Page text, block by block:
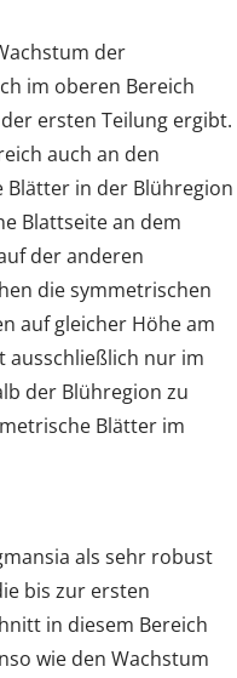
der
im oberen Bereich
ersten Teilung ergibt.
auch an den
Blätter in der Blühregion
Blattseite an dem
der anderen
die symmetrischen
auf gleicher Höhe am
ausschließlich nur im
der Blühregion zu
Blätter im
als sehr robust
bis zur ersten
in diesem Bereich
wie den Wachstum